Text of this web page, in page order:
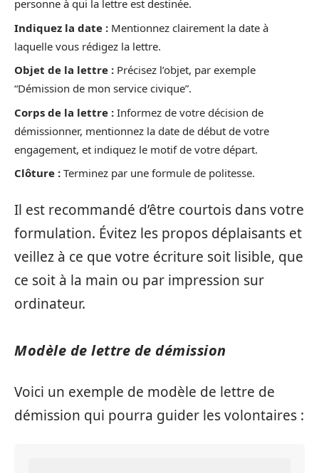
personne à qui la lettre est destinée.
Indiquez la date : Mentionnez clairement la date à
laquelle vous rédigez la lettre.
Objet de la lettre : Précisez l’objet, par exemple
“Démission de mon service civique”.
Corps de la lettre : Informez de votre décision de
démissionner, mentionnez la date de début de votre
engagement, et indiquez le motif de votre départ.
Clôture : Terminez par une formule de politesse.
Il est recommandé d’être courtois dans votre
formulation. Évitez les propos déplaisants et
veillez à ce que votre écriture soit lisible, que
ce soit à la main ou par impression sur
ordinateur.
Modèle de lettre de démission
Voici un exemple de modèle de lettre de
démission qui pourra guider les volontaires :